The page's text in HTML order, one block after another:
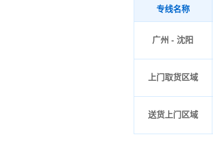
专线名称
广州 - 沈阳
上门取货区域
送货上门区域